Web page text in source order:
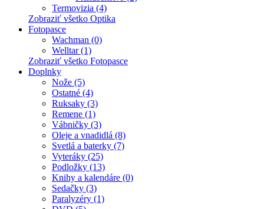
Termovizia (4)
Zobraziť všetko Optika
Fotopasce
Wachman (0)
Welltar (1)
Zobraziť všetko Fotopasce
Doplnky
Nože (5)
Ostatné (4)
Ruksaky (3)
Remene (1)
Vábničky (3)
Oleje a vnadidlá (8)
Svetlá a baterky (7)
Vyteráky (25)
Podložky (13)
Knihy a kalendáre (0)
Sedačky (3)
Paralyzéry (1)